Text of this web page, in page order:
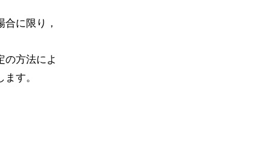
に限り，
の方法によ
す。